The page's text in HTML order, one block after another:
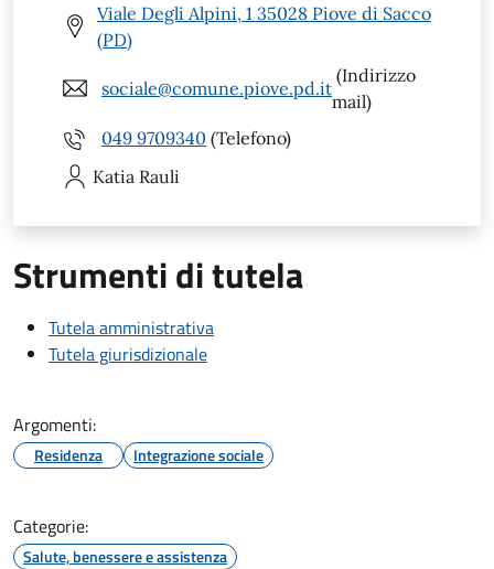
Viale Degli Alpini, 1 35028 Piove di Sacco
(PD)
sociale@comune.piove.pd.it
(Indirizzo
mail)
049 9709340 (Telefono)
Katia Rauli
Strumenti di tutela
Tutela amministrativa
Tutela giurisdizionale
Argomenti:
Residenza Integrazione sociale
Categorie:
Salute, benessere e assistenza